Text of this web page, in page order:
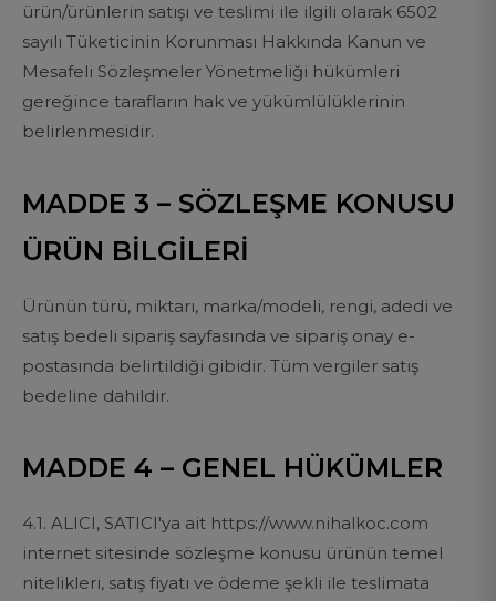
ürün/ürünlerin satışı ve teslimi ile ilgili olarak 6502
sayılı Tüketicinin Korunması Hakkında Kanun ve
Mesafeli Sözleşmeler Yönetmeliği hükümleri
gereğince tarafların hak ve yükümlülüklerinin
belirlenmesidir.
MADDE 3 – SÖZLEŞME KONUSU
ÜRÜN BİLGİLERİ
Ürünün türü, miktarı, marka/modeli, rengi, adedi ve
satış bedeli sipariş sayfasında ve sipariş onay e-
postasında belirtildiği gibidir. Tüm vergiler satış
bedeline dahildir.
MADDE 4 – GENEL HÜKÜMLER
4.1. ALICI, SATICI'ya ait https://www.nihalkoc.com
internet sitesinde sözleşme konusu ürünün temel
nitelikleri, satış fiyatı ve ödeme şekli ile teslimata